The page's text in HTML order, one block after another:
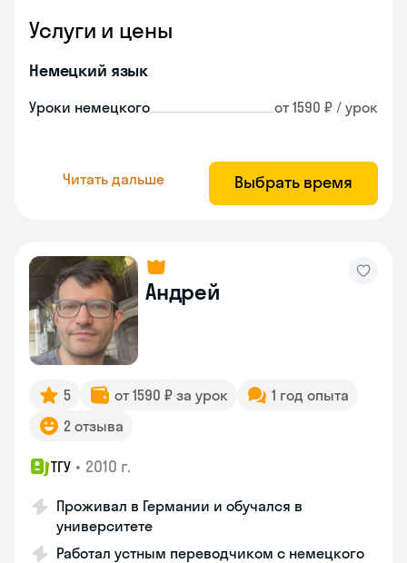
Услуги и цены
Немецкий язык
Уроки немецкого от 1590 ₽ / урок
Читать дальше Выбрать время
Андрей
5 от 1590 ₽ за урок
1 год опыта
2 отзыва
ТГУ • 2010 г.
Проживал в Германии и обучался в
университете
Работал устным переводчиком с немецкого